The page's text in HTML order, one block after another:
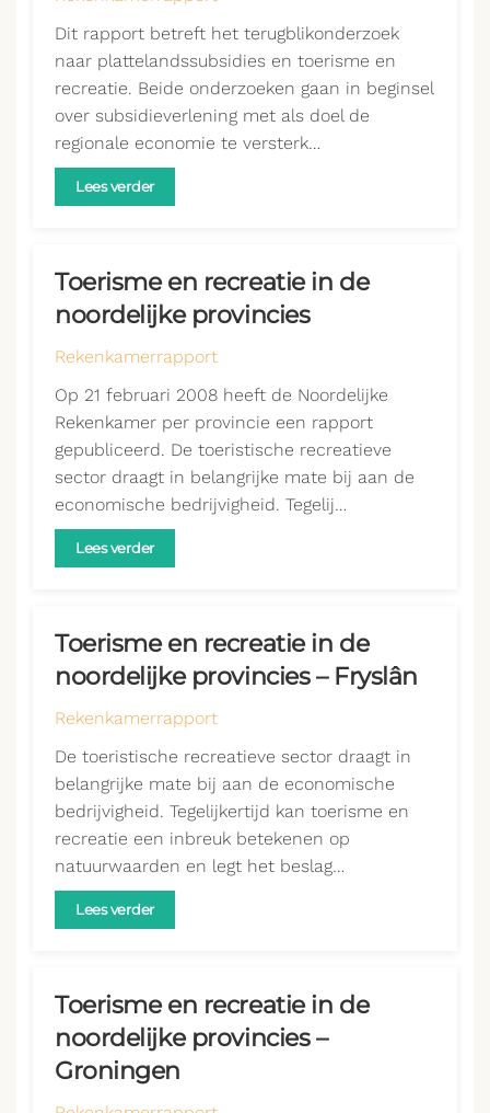
Dit rapport betreft het terugblikonderzoek
naar plattelandssubsidies en toerisme en
recreatie. Beide onderzoeken gaan in beginsel
over subsidieverlening met als doel de
regionale economie te versterk…
Lees verder
Toerisme en recreatie in de
noordelijke provincies
Rekenkamerrapport
Op 21 februari 2008 heeft de Noordelijke
Rekenkamer per provincie een rapport
gepubliceerd. De toeristische recreatieve
sector draagt in belangrijke mate bij aan de
economische bedrijvigheid. Tegelij…
Lees verder
Toerisme en recreatie in de
noordelijke provincies – Fryslân
Rekenkamerrapport
De toeristische recreatieve sector draagt in
belangrijke mate bij aan de economische
bedrijvigheid. Tegelijkertijd kan toerisme en
recreatie een inbreuk betekenen op
natuurwaarden en legt het beslag…
Lees verder
Toerisme en recreatie in de
noordelijke provincies –
Groningen